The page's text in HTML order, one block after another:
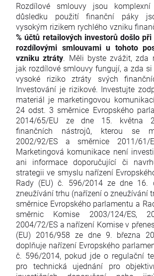
Rozdílové smlouvy jsou
důsledku použití finanční páky
vysokým rizikem rychlého vzniku
% účtů retailových investorů došlo při
rozdílovými smlouvami u tohoto
vzniku ztráty. Měli byste zvážit, zda
jak rozdílové smlouvy fungují, a zda
vysoké riziko ztráty svých
Investování je rizikové. Investujte
materiál je marketingovou
24 odst. 3 směrnice Evropského
2014/65/EU ze dne 15. května
finančních nástrojů, kterou se
2002/92/ES a směrnice 2011/61/
Marketingová komunikace není
ani informace doporučující či
strategii ve smyslu nařízení
Rady (EU) č. 596/2014 ze dne 16.
zneužívání trhu (nařízení o zneužívání
směrnice Evropského parlamentu a
směrnic Komise 2003/124/ES,
2004/72/ES a nařízení Komise v
(EU) 2016/958 ze dne 9. března
doplňuje nařízení Evropského
č. 596/2014, pokud jde o regulační
pro technická ujednání pro